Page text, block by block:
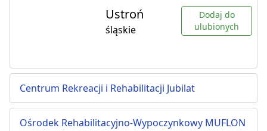
Ustroń
śląskie
Dodaj do
ulubionych
Centrum Rekreacji i Rehabilitacji Jubilat
Ośrodek Rehabilitacyjno-Wypoczynkowy MUFLON